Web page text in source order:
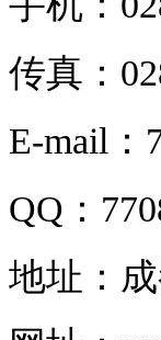
传真：
E-mail：
QQ：
地址：